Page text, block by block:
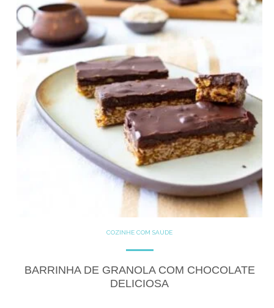
COZINHE COM SAÚDE
LACTOSE FREE
VEGANO
BARRINHA DE GRANOLA COM CHOCOLATE
DELICIOSA